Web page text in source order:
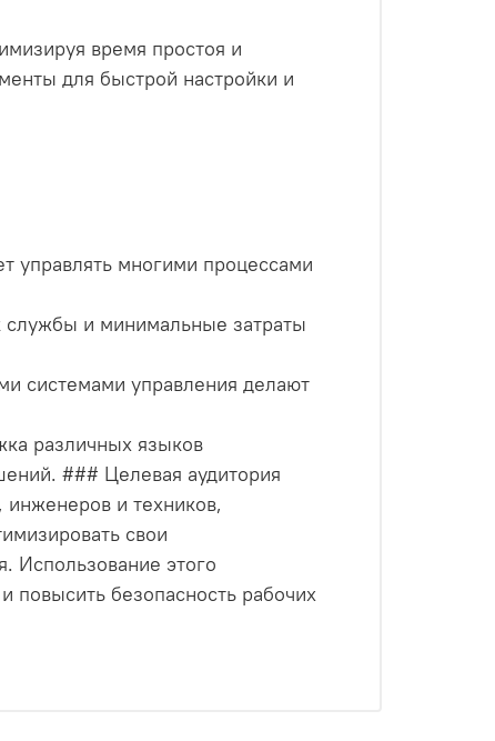
время простоя и
для быстрой настройки и
управлять многими процессами
службы и минимальные затраты
системами управления делают
различных языков
### Целевая аудитория
инженеров и техников,
свои
Использование этого
повысить безопасность рабочих